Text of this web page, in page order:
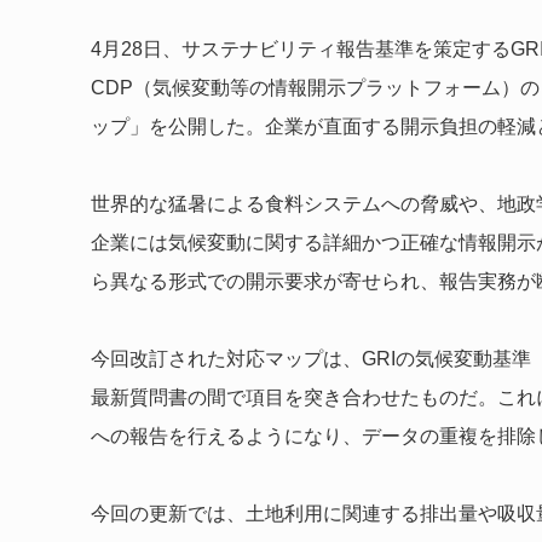
4月28日、サステナビリティ報告基準を策定する
CDP（気候変動等の情報開示プラットフォーム）
ップ」を公開した。企業が直面する開示負担の軽
世界的な猛暑による食料システムへの脅威や、地
企業には気候変動に関する詳細かつ正確な情報開
ら異なる形式での開示要求が寄せられ、報告実務
今回改訂された対応マップは、GRIの気候変動基
最新質問書の間で項目を突き合わせたものだ。こ
への報告を行えるようになり、データの重複を排
今回の更新では、土地利用に関連する排出量や吸